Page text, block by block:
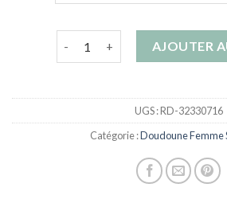
AJOUTER
UGS :RD-32330716
Catégorie :Doudoune Femme